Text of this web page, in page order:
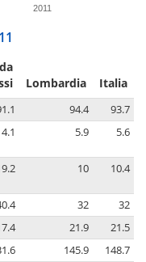
2011
Lombardia Italia
94.4
93.7
4.1 5.9 5.6
10 10.4
32
32
21.9
21.5
145.9
148.7